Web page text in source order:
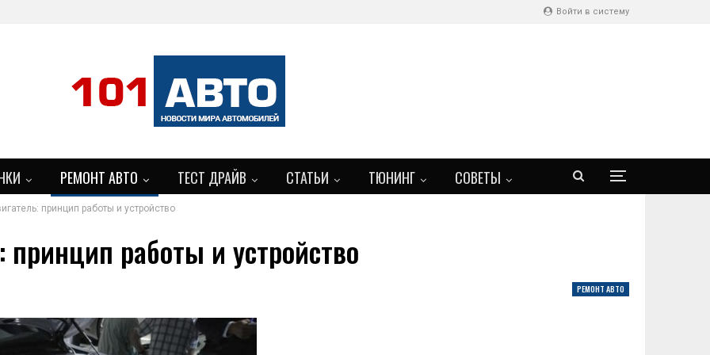
Войти в систему
РЕМОНТ АВТО ТЕСТ ДРАЙВ СТАТЬИ ТЮНИНГ
СОВЕТЫ
БОЛЬШЕ
принцип работы и устройство
работы и устройство
РЕМОНТ АВТО